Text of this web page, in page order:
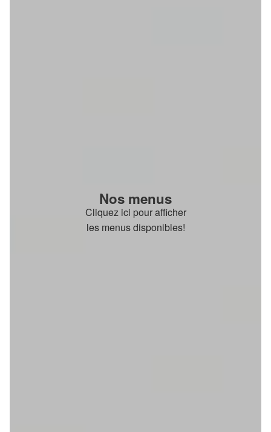
Nos menus
Cliquez ici pour afficher
les menus disponibles!